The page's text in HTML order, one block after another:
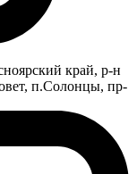
край, р-н
п.Солонцы, пр-